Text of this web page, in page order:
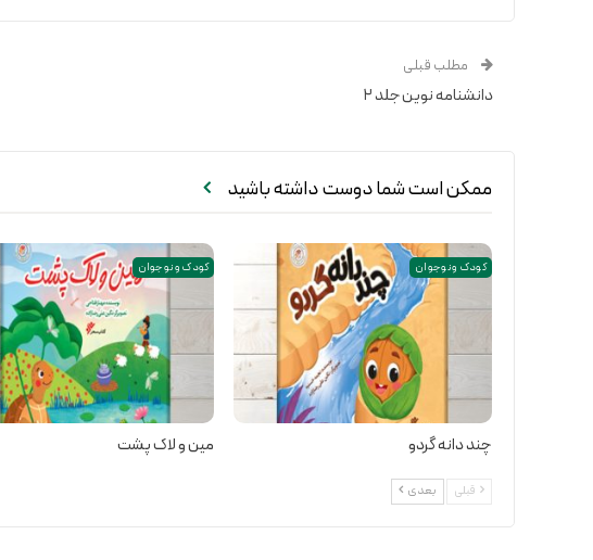
مطلب قبلی
دانشنامه نوین جلد ۲
ممکن است شما دوست داشته باشید
کودک و نوجوان
چند دانه گردو
کودک و نوجوان
مین و لاک پشت
قبلی بعدی